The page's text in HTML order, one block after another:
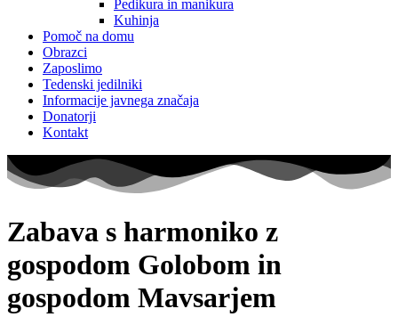
Pedikura in manikura
Kuhinja
Pomoč na domu
Obrazci
Zaposlimo
Tedenski jedilniki
Informacije javnega značaja
Donatorji
Kontakt
Zabava s harmoniko z
gospodom Golobom in
gospodom Mavsarjem